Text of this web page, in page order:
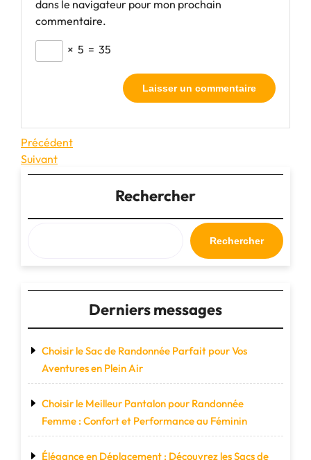
dans le navigateur pour mon prochain
commentaire.
× 5 = 35
Navigation
de
Article
précédent
Précédent
Article
suivant
Suivant
Rechercher
Rechercher
Derniers messages
Choisir le Sac de Randonnée Parfait pour Vos
Aventures en Plein Air
Choisir le Meilleur Pantalon pour Randonnée
Femme : Confort et Performance au Féminin
Élégance en Déplacement : Découvrez les Sacs de